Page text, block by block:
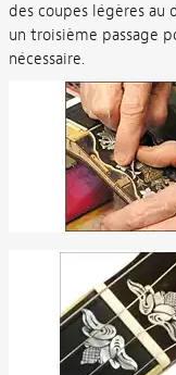
des coupes légères
un troisième passage
nécessaire.